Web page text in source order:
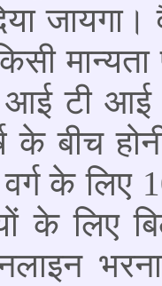
मान्यता
टी आई
बीच
वर्ग के
के लिए